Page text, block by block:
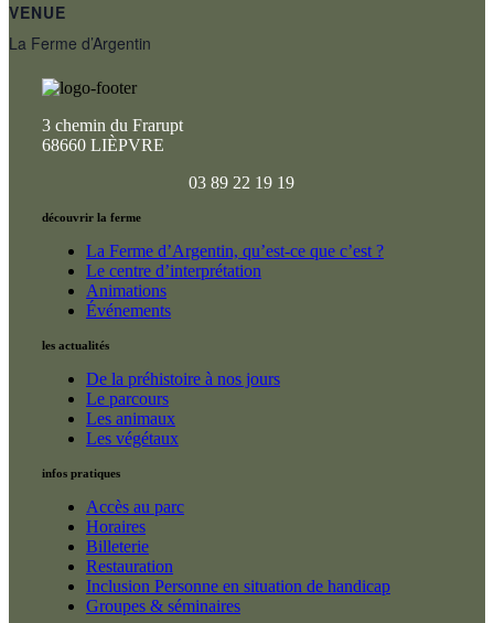
VENUE
La Ferme d’Argentin
3 chemin du Frarupt
68660 LIÈPVRE
03 89 22 19 19
découvrir la ferme
La Ferme d’Argentin, qu’est-ce que c’est ?
Le centre d’interprétation
Animations
Événements
les actualités
De la préhistoire à nos jours
Le parcours
Les animaux
Les végétaux
infos pratiques
Accès au parc
Horaires
Billeterie
Restauration
Inclusion Personne en situation de handicap
Groupes & séminaires